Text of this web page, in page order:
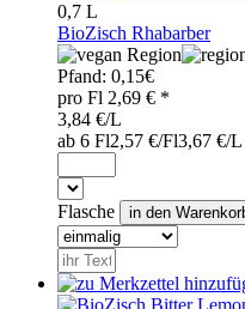
0,7 L
BioZisch Rhabarber
Region
Pfand: 0,15€
pro Fl 2,69 € *
3,84 €/L
ab 6 Fl2,57 €/Fl3,67 €/L
Flasche